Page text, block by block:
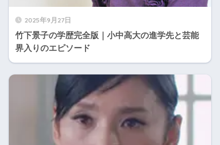
2025年9月27日
竹下景子の学歴完全版｜小中高大の進学先と芸能
界入りのエピソード